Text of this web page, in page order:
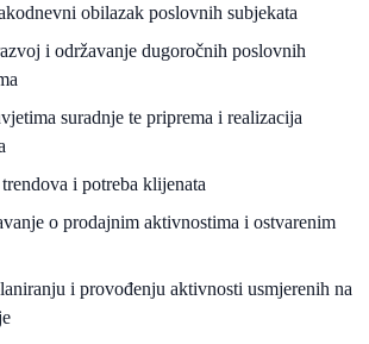
obilazak poslovnih subjekata
i održavanje dugoročnih poslovnih
suradnje te priprema i realizacija
i potreba klijenata
o prodajnim aktivnostima i ostvarenim
i provođenju aktivnosti usmjerenih na